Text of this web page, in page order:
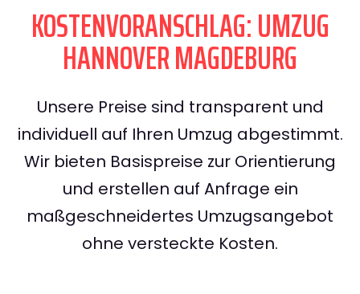
KOSTENVORANSCHLAG: UMZUG
HANNOVER MAGDEBURG
Unsere Preise sind transparent und
individuell auf Ihren Umzug abgestimmt.
Wir bieten Basispreise zur Orientierung
und erstellen auf Anfrage ein
maßgeschneidertes Umzugsangebot
ohne versteckte Kosten.